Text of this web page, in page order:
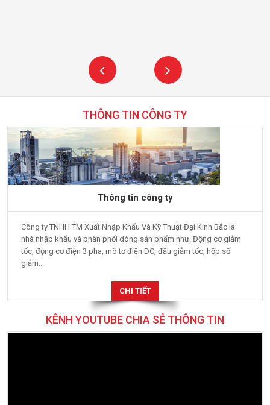
THÔNG TIN CÔNG TY
Thông tin công ty
Công ty TNHH TM Xuất Nhập Khẩu Và Kỹ Thuật Đại Kinh Bắc là
nhà nhập khẩu và phân phối dòng sản phẩm như: Động cơ giảm
tốc, động cơ điện 3 pha, mô tơ điện DC, đầu giảm tốc, hộp số
giảm...
CHI TIẾT
KÊNH YOUTUBE CHIA SẺ THÔNG TIN